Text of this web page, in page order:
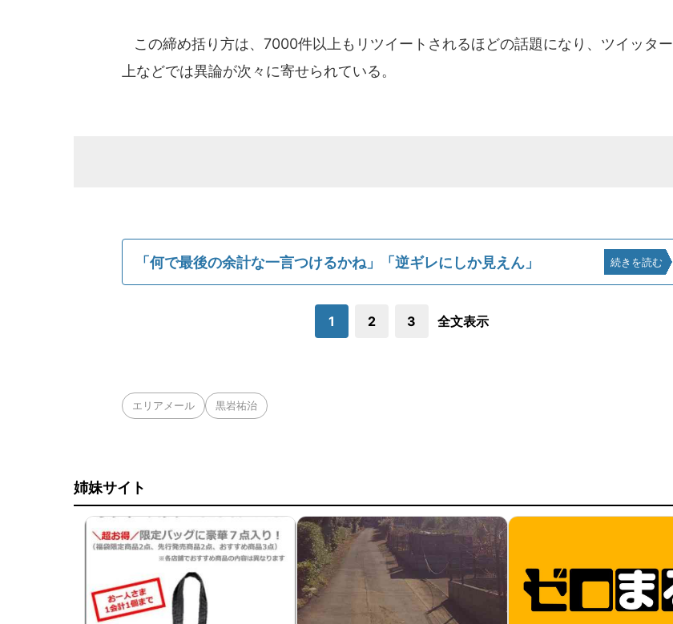
この締め括り方は、7000件以上もリツイートされるほどの話題になり、ツイッター
上などでは異論が次々に寄せられている。
「何で最後の余計な一言つけるかね」「逆ギレにしか見えん」 続きを読む
1 2 3 全文表示
エリアメール 黒岩祐治
姉妹サイト